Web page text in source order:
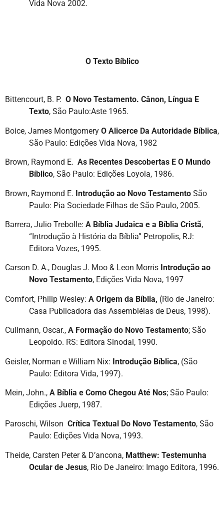
Vida Nova 2002.
O Texto Bíblico
Bittencourt, B. P. O Novo Testamento. Cânon, Língua E
Texto, São Paulo:Aste 1965.
Boice, James Montgomery O Alicerce Da Autoridade Bíblica,
São Paulo: Edições Vida Nova, 1982
Brown, Raymond E. As Recentes Descobertas E O Mundo
Bíblico, São Paulo: Edições Loyola, 1986.
Brown, Raymond E. Introdução ao Novo Testamento São
Paulo: Pia Sociedade Filhas de São Paulo, 2005.
Barrera, Julio Trebolle: A Bíblia Judaica e a Bíblia Cristã,
“Introdução à História da Bíblia” Petropolis, RJ:
Editora Vozes, 1995.
Carson D. A., Douglas J. Moo & Leon Morris Introdução ao
Novo Testamento, Edições Vida Nova, 1997
Comfort, Philip Wesley: A Origem da Bíblia, (Rio de Janeiro:
Casa Publicadora das Assembléias de Deus, 1998).
Cullmann, Oscar., A Formação do Novo Testamento; São
Leopoldo. RS: Editora Sinodal, 1990.
Geisler, Norman e William Nix: Introdução Bíblica, (São
Paulo: Editora Vida, 1997).
Mein, John., A Bíblia e Como Chegou Até Nos; São Paulo:
Edições Juerp, 1987.
Paroschi, Wilson Crítica Textual Do Novo Testamento, São
Paulo: Edições Vida Nova, 1993.
Theide, Carsten Peter & D’ancona, Matthew: Testemunha
Ocular de Jesus, Rio De Janeiro: Imago Editora, 1996.